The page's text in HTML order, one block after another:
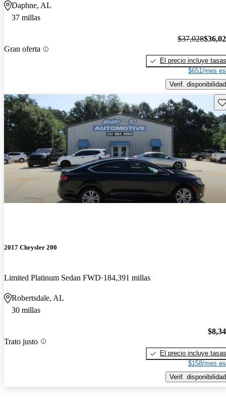
Daphne, AL
37 millas
Gran oferta
$37,028
El precio incluye tasas
$651/mes
Verif. disponibilidad
2017 Chrysler 200
Limited Platinum Sedan FWD 184,391 millas
Robertsdale, AL
30 millas
Trato justo
El precio incluye tasas
$158/mes
Verif. disponibilidad